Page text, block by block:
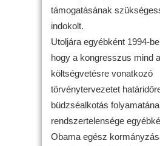
támogatásának
indokolt.
Utoljára egyébként 1994-
hogy a kongresszus mind
költségvetésre vonatkozó
törvénytervezetet
büdzséalkotás
rendszertelensége
Obama egész